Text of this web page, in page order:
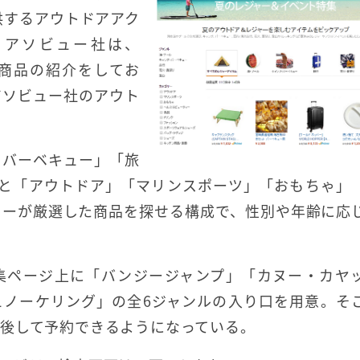
るアウトドアアク
ソビュー社は、
品の紹介をしてお
ビュー社のアウト
ーベキュー」「旅
「アウトドア」「マリンスポーツ」「おもちゃ」
が厳選した商品を探せる構成で、性別や年齢に応
ージ上に「バンジージャンプ」「カヌー・カヤ
ーケリング」の全6ジャンルの入り口を用意。そ
て予約できるようになっている。